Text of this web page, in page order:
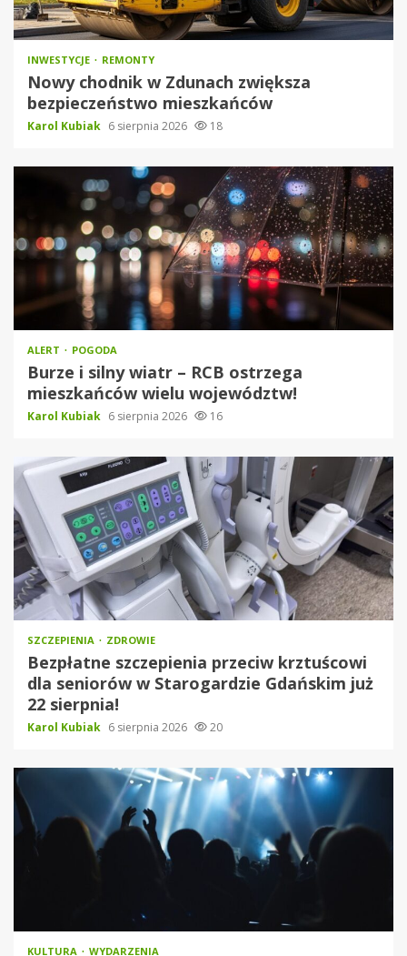
INWESTYCJE REMONTY
Nowy chodnik w Zdunach zwiększa
bezpieczeństwo mieszkańców
Karol Kubiak 6 sierpnia 2026 18
ALERT POGODA
Burze i silny wiatr – RCB ostrzega
mieszkańców wielu województw!
Karol Kubiak 6 sierpnia 2026 16
SZCZEPIENIA ZDROWIE
Bezpłatne szczepienia przeciw krztuścowi
dla seniorów w Starogardzie Gdańskim już
22 sierpnia!
Karol Kubiak 6 sierpnia 2026 20
KULTURA WYDARZENIA